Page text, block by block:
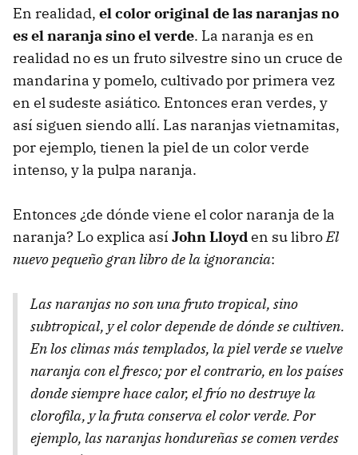
En realidad, el color original de las naranjas no
es el naranja sino el verde. La naranja es en
realidad no es un fruto silvestre sino un cruce de
mandarina y pomelo, cultivado por primera vez
en el sudeste asiático. Entonces eran verdes, y
así siguen siendo allí. Las naranjas vietnamitas,
por ejemplo, tienen la piel de un color verde
intenso, y la pulpa naranja.
Entonces ¿de dónde viene el color naranja de la
naranja? Lo explica así John Lloyden su libroEl
nuevo pequeño gran libro de la ignorancia:
Las naranjas no son una fruto tropical, sino
subtropical, y el color depende de dónde se cultiven.
En los climas más templados, la piel verde se vuelve
naranja con el fresco; por el contrario, en los países
donde siempre hace calor, el frío no destruye la
clorofila, y la fruta conserva el color verde. Por
ejemplo, las naranjas hondureñas se comen verdes